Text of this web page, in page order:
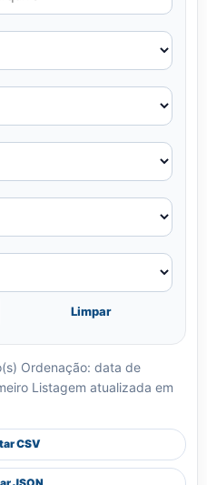
Limpar
Ordenação: data de
Listagem atualizada em
CSV